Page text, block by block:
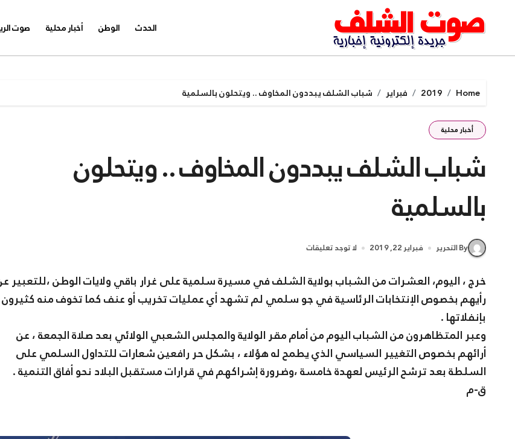
content
الحدث الوطن أخبار محلية صوت
Home
2019 فبراير شباب الشلف يبددون المخاوف .. ويتحلون بالسلمية
أخبار محلية
شباب الشلف يبددون المخاوف .. ويتحلون
بالسلمية
By التحرير فبراير 22, 2019 لا توجد تعليقات
خرج ، اليوم، العشرات من الشباب بولاية الشلف في مسيرة سلمية على غرار باقي ولايات الوطن ،للتعبير
رأيهم بخصوص الإنتخابات الرئاسية في جو سلمي لم تشهد أي عمليات تخريب أو عنف كما تخوف منه كثيرون
بإنفلاتها .
وعبر المتظاهرون من الشباب اليوم من أمام مقر الولاية والمجلس الشعبي الولائي بعد صلاة الجمعة ، عن
أرائهم بخصوص التغيير السياسي الذي يطمح له هؤلاء ، بشكل حر رافعين شعارات للتداول السلمي على
السلطة بعد ترشح الرئيس لعهدة خامسة ،وضرورة إشراكهم في قرارات مستقبل البلاد نحو أفاق التنمية .
ق-م